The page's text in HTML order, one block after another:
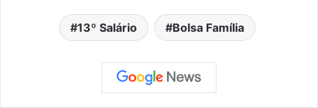
13º Salário Bolsa Família